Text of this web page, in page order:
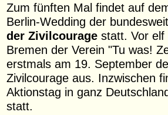
Zum fünften Mal findet auf
Berlin-Wedding der
der Zivilcourage statt. Vor elf
Bremen der Verein "Tu was!
erstmals am 19. September
Zivilcourage aus. Inzwischen
Aktionstag in ganz
statt.